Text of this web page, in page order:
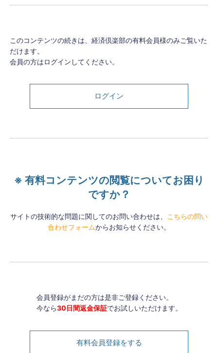
このコンテンツの続きは、経済倶楽部の有料会員様のみご覧いた
だけます。
会員の方はログインしてください。
ログイン
※ 有料コンテンツの閲覧についてお困り
ですか？
サイトの技術的な問題に関してのお問い合わせは、
こちらの問い
合わせフォームからお知らせください。
会員登録がまだの方は是非ご登録ください。
今なら30日間返金保証でお試しいただけます。
有料会員登録をする